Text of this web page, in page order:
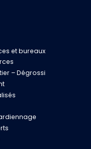
et bureaux
– Dégrossi